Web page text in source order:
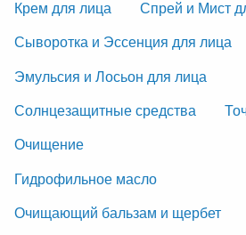
Крем для лица
Спрей и Мист
Сыворотка и Эссенция для лица
Эмульсия и Лосьон для лица
Солнцезащитные средства
Очищение
Гидрофильное масло
Очищающий бальзам и щербет